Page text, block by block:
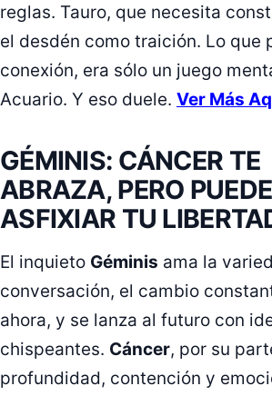
reglas. Tauro, que necesita
el desdén como traición. Lo que
conexión, era sólo un juego
Acuario. Y eso duele. Ver Más
GÉMINIS: CÁNCER TE
ABRAZA, PERO PUEDE
ASFIXIAR TU
El inquieto Géminis ama la
conversación, el cambio
ahora, y se lanza al futuro con
chispeantes. Cáncer, por su
profundidad, contención y